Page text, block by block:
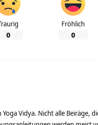
0
Fröhlich
0
Vidya. Nicht alle